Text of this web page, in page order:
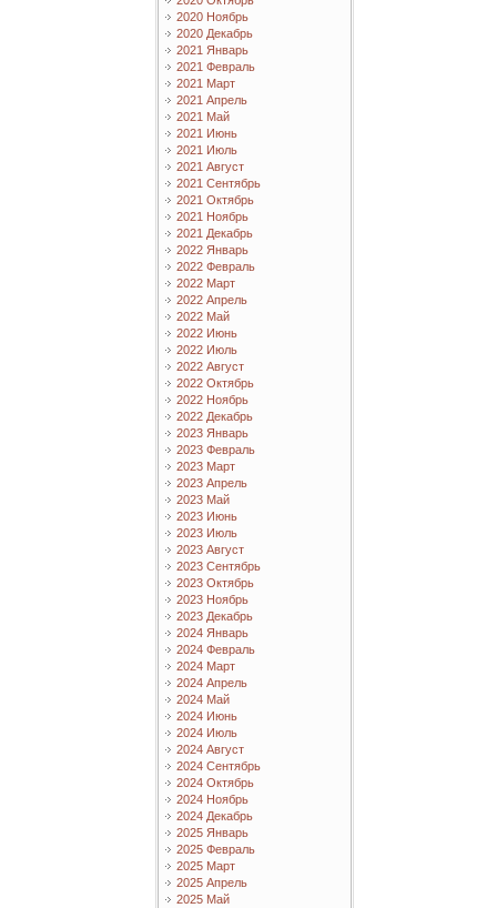
2020 Ноябрь
2020 Декабрь
2021 Январь
2021 Февраль
2021 Март
2021 Апрель
2021 Май
2021 Июнь
2021 Июль
2021 Август
2021 Сентябрь
2021 Октябрь
2021 Ноябрь
2021 Декабрь
2022 Январь
2022 Февраль
2022 Март
2022 Апрель
2022 Май
2022 Июнь
2022 Июль
2022 Август
2022 Октябрь
2022 Ноябрь
2022 Декабрь
2023 Январь
2023 Февраль
2023 Март
2023 Апрель
2023 Май
2023 Июнь
2023 Июль
2023 Август
2023 Сентябрь
2023 Октябрь
2023 Ноябрь
2023 Декабрь
2024 Январь
2024 Февраль
2024 Март
2024 Апрель
2024 Май
2024 Июнь
2024 Июль
2024 Август
2024 Сентябрь
2024 Октябрь
2024 Ноябрь
2024 Декабрь
2025 Январь
2025 Февраль
2025 Март
2025 Апрель
2025 Май